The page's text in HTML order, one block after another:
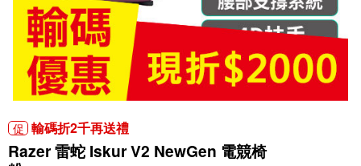
促 輸碼折2千再送禮
Razer 雷蛇 Iskur V2 NewGen 電競椅